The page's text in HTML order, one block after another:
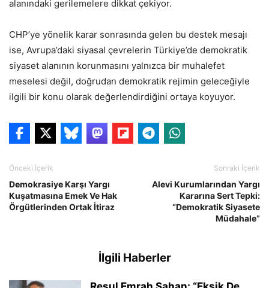
alanındaki gerilemelere dikkat çekiyor.
CHP’ye yönelik karar sonrasında gelen bu destek mesajı
ise, Avrupa’daki siyasal çevrelerin Türkiye’de demokratik
siyaset alanının korunmasını yalnızca bir muhalefet
meselesi değil, doğrudan demokratik rejimin geleceğiyle
ilgili bir konu olarak değerlendirdiğini ortaya koyuyor.
Önceki İçerik
Demokrasiye Karşı Yargı
Kuşatmasına Emek Ve Hak
Örgütlerinden Ortak İtiraz
Sonraki İçerik
Alevi Kurumlarından Yargı
Kararına Sert Tepki:
“Demokratik Siyasete
Müdahale”
İlgili Haberler